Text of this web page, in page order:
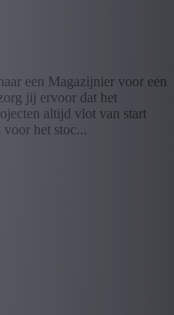
een Magazijnier voor een
jij ervoor dat het
altijd vlot van start
het stoc...